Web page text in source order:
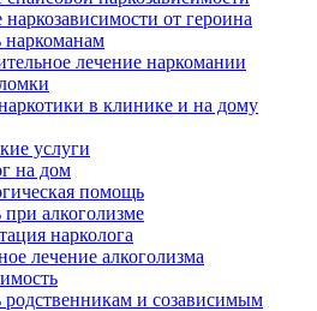
от героина
лечение наркомании
в клинике и на дому
услуги
на дом
помощь
алкоголизме
нарколога
лечение алкоголизма
и созависимым